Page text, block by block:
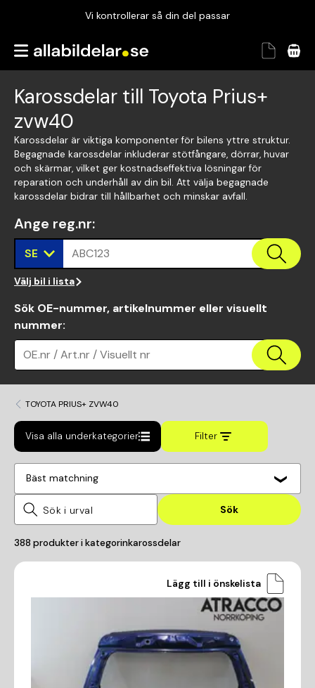
Vi kontrollerar så din del passar
Garanterad passform
Vi kontrollerar så din del passar
Karossdelar till Toyota Prius+
zvw40
Karossdelar är viktiga komponenter för bilens yttre struktur.
Begagnade karossdelar inkluderar stötfångare, dörrar, huvar
och skärmar, vilket ger kostnadseffektiva lösningar för
reparation och underhåll av din bil. Att välja begagnade
karossdelar bidrar till hållbarhet och minskar avfall.
Ange reg.nr:
SE ABC123
Välj bil i lista
Sök OE-nummer, artikelnummer eller visuellt
nummer:
OE.nr / Art.nr / Visuellt nr
TOYOTA PRIUS+ ZVW40
Visa alla underkategorier Filter
Bäst matchning
Sök
388 produkter i kategorinkarossdelar
Lägg till i önskelista